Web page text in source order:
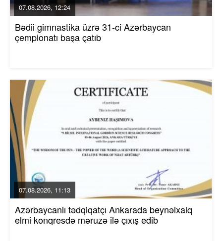
07.08.2026, 12:24
Bədii gimnastika üzrə 31-ci Azərbaycan
çempionatı başa çatıb
07.08.2026, 11:13
Azərbaycanlı tədqiqatçı Ankarada beynəlxalq
elmi konqresdə məruzə ilə çıxış edib